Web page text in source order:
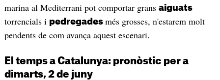
marina al Mediterrani pot comportar grans aiguats
torrencials i pedregades més grosses, n'estarem molt
pendents de com avança aquest escenari.
El temps a Catalunya: pronòstic per a
dimarts, 2 de juny